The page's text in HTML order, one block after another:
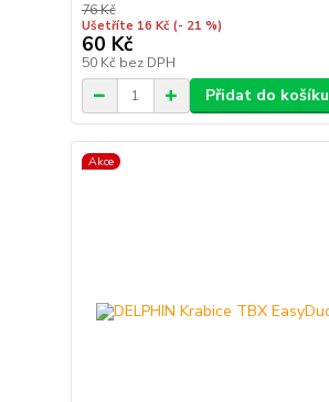
76 Kč
Ušetříte 16 Kč (- 21 %)
60 Kč
50 Kč bez DPH
Přidat do košíku
Akce